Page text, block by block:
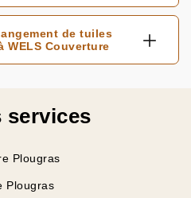
de tuiles
WELS Couverture
services
Plougras
Plougras